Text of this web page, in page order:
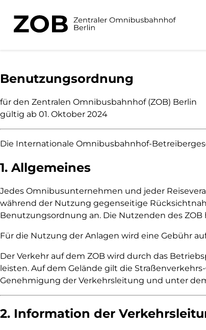
Benutzungs­ordnung
für den Zentralen Omnibusbahnhof (ZOB) Berlin
gültig ab 01. Oktober 2024
Die Internationale Omnibusbahnhof-
1. Allgemeines
Jedes Omnibusunternehmen und jeder
während der Nutzung gegenseitige
Benutzungsordnung an. Die Nutzenden des
Für die Nutzung der Anlagen wird eine Gebühr
Der Verkehr auf dem ZOB wird durch das
leisten. Auf dem Gelände gilt die
Genehmigung der Verkehrsleitung und unter
2. Information der